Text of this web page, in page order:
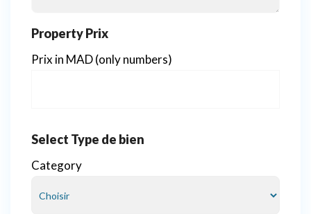
Property Prix
Prix in MAD (only numbers)
Select Type de bien
Category